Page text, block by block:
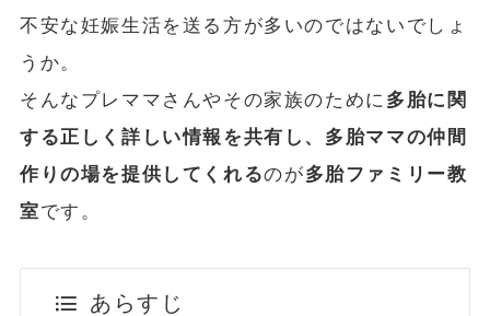
不安な妊娠生活を送る方が多いのではないでしょ
うか。
そんなプレママさんやその家族のために 多胎に関
する正しく詳しい情報を共有し、多胎ママの仲間
作りの場を提供してくれるのが多胎ファミリー教
室です。
あらすじ